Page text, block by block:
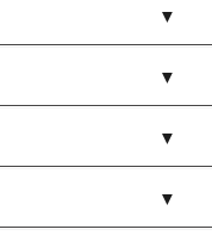
▼
▼
▼
▼